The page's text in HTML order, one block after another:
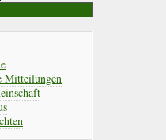
Mitteilungen